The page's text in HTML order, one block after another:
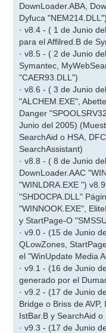
DownLoader.ABA,
Dyfuca "NEM214.DLL")
· v8.4 - ( 1 de Junio
para el Affilred.B de
· v8.5 - ( 2 de Junio
Symantec,
"CAER93.DLL")
· v8.6 - ( 3 de Junio
"ALCHEM.EXE",
Danger
Junio del 2005)
SearchAid o HSA,
SearchAssistant)
· v8.8 - ( 8 de Junio
DownLoader.AAC
"WINLDRA.EXE ")
"SHDOCPA.DLL"
"WINNOOK.EXE",
y StartPage-O
· v9.0 - (15 de Junio
QLowZones,
el "WinUpdate Media
· v9.1 - (16 de Junio
generado por el
· v9.2 - (17 de Junio
Bridge o Briss de AVP,
IstBar.B y SearchAid o
· v9.3 - (17 de Junio